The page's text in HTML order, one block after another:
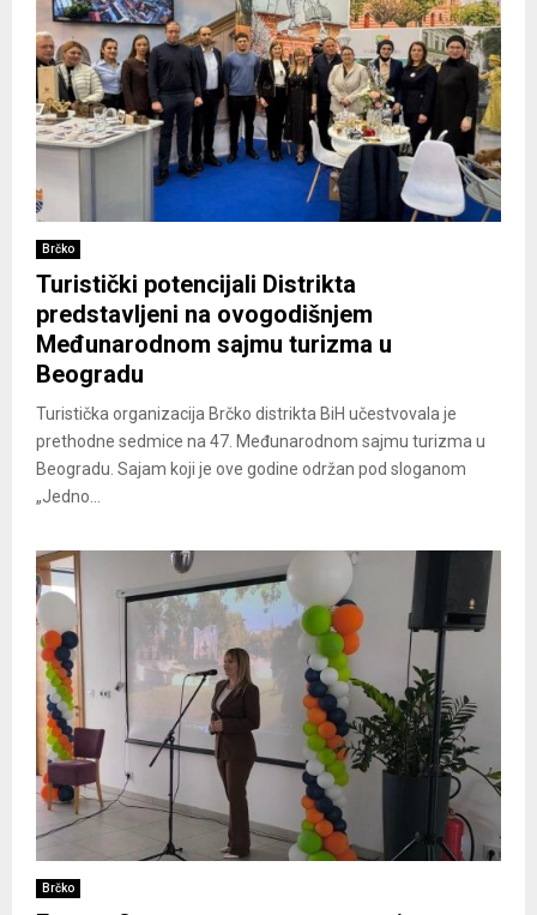
Brčko
Turistički potencijali Distrikta
predstavljeni na ovogodišnjem
Međunarodnom sajmu turizma u
Beogradu
Turistička organizacija Brčko distrikta BiH učestvovala je
prethodne sedmice na 47. Međunarodnom sajmu turizma u
Beogradu. Sajam koji je ove godine održan pod sloganom
„Jedno...
Brčko